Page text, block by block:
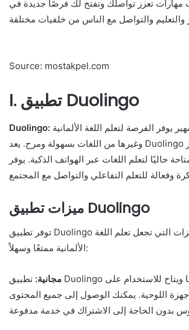
مهارات تعزز تواصلك وتفتح لك فرصًا جديدة في
Source: mostakpel.com
I. تطبيق Duolingo
Duolingo:
وغيرها من اللغات بسهولة ومرح. يعد Duolingo واحدًا من أبرز
حاليًا لتعلم اللغات عبر الهواتف الذكية. يوفر
ميزات تطبيق Duolingo
توفر تطبيق Duolingo العديد من الميزات التي تجعل تعلم اللغة
الألمانية ممتعًا وسهلاً:
مجانية: تطبيق Duolingo مجاني تمامًا ويتاح للاستخدام على
اللوحية. يمكنك الوصول إلى جميع المحتوى